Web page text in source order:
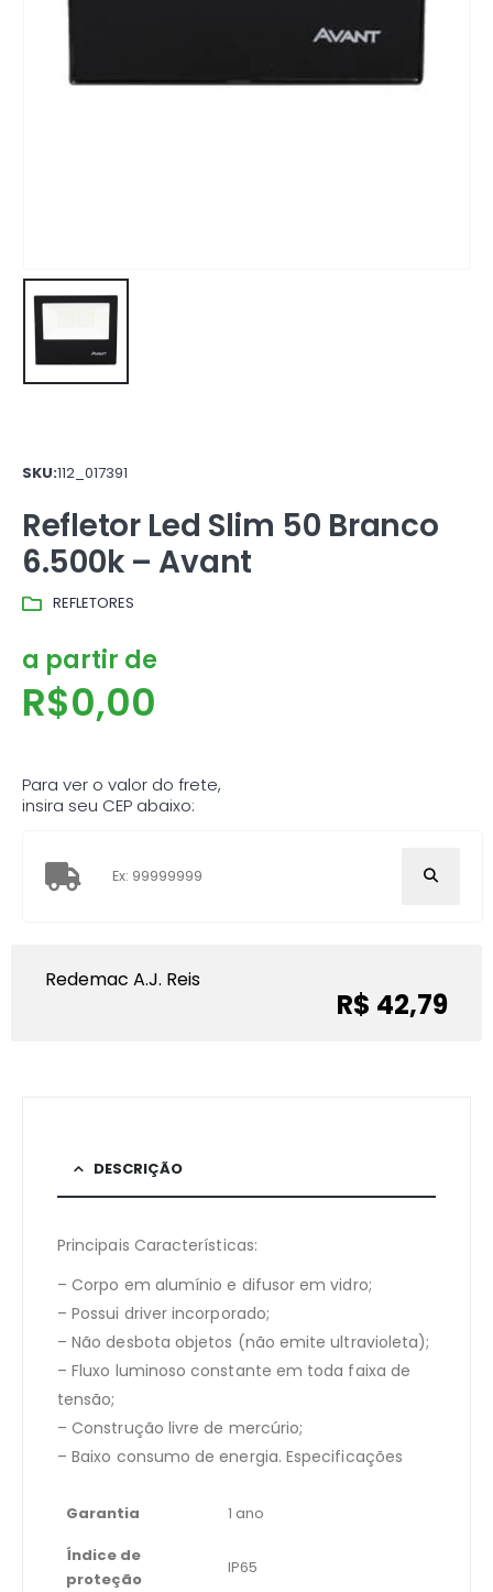
SKU:112_017391
Refletor Led Slim 50 Branco
6.500k – Avant
REFLETORES
a partir de
R$0,00
Para ver o valor do frete,
insira seu CEP abaixo:
Redemac A.J. Reis
R$ 42,79
DESCRIÇÃO
Principais Características:
– Corpo em alumínio e difusor em vidro;
– Possui driver incorporado;
– Não desbota objetos (não emite ultravioleta);
– Fluxo luminoso constante em toda faixa de
tensão;
– Construção livre de mercúrio;
– Baixo consumo de energia. Especificações
Garantia
1 ano
Índice de
proteção
IP65